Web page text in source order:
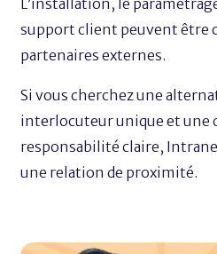
L’installation, le
support client peuvent être
partenaires externes.
Si vous cherchez une
interlocuteur unique et une
responsabilité claire,
une relation de proximité.